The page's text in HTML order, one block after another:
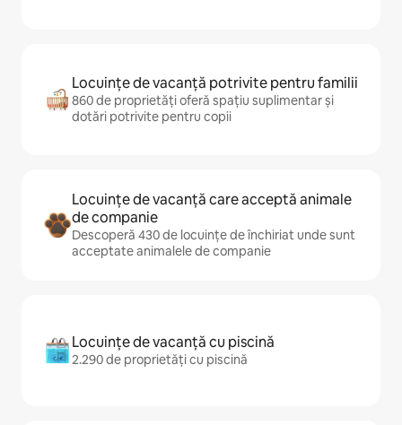
Locuințe de vacanță potrivite pentru familii
860 de proprietăți oferă spațiu suplimentar și
dotări potrivite pentru copii
Locuințe de vacanță care acceptă animale
de companie
Descoperă 430 de locuințe de închiriat unde sunt
acceptate animalele de companie
Locuințe de vacanță cu piscină
2.290 de proprietăți cu piscină